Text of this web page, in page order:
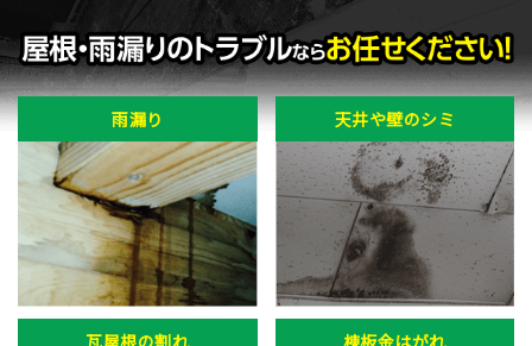
雨漏り 天井や壁のシミ